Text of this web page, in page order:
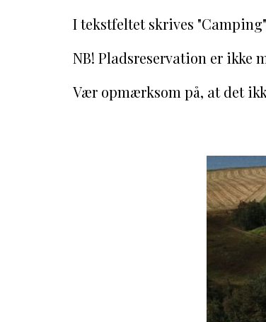
I tekstfeltet skrives "Camping"
NB! Pladsreservation er ikke
Vær opmærksom på, at det